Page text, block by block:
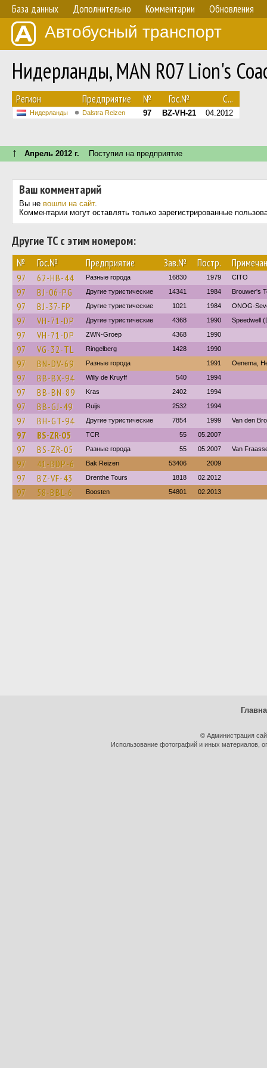
База данных Дополнительно Комментарии Обновления
Автобусный транспорт
Нидерланды, MAN R07 Lion's
Регион Предприятие № Гос.№ С...
Нидерланды Dalstra Reizen 97 BZ-VH-21 04.2012
↑ Апрель 2012 г. Поступил на предприятие
Ваш комментарий
Вы не вошли на сайт.
Комментарии могут оставлять только зарегистрированные
Другие ТС с этим номером:
№ Гос.№ Предприятие Зав.№ Постр.
97 62-HB-44 Разные города 16830 1979 CITO
97 BJ-06-PG Другие туристические 14341 1984 Brouwer's
97 BJ-37-FP Другие туристические 1021 1984 ONOG-
97 VH-71-DP Другие туристические 4368 1990 Speedwell
97 VH-71-DP ZWN-Groep 4368 1990
97 VG-32-TL Ringelberg 1428 1990
97 BN-DV-69 Разные города 1991 Oenema,
97 BB-BX-94 Willy de Kruyff 540 1994
97 BB-BN-89 Kras 2402 1994
97 BB-GJ-49 Ruijs 2532 1994
97 BH-GT-94 Другие туристические 7854 1999 Van den
97 BS-ZR-05 TCR 55 05.2007
97 BS-ZR-05 Разные города 55 05.2007 Van
97 41-BDP-6 Bak Reizen 53406 2009
97 BZ-VF-43 Drenthe Tours 1818 02.2012
97 58-BBL-6 Boosten 54801 02.2013
© Администрация
Использование фотографий и иных материалов,